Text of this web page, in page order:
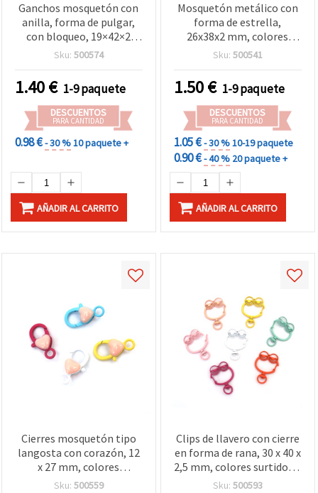
Ganchos mosquetón con
anilla, forma de pulgar,
con bloqueo, 19×42×2
mm, agujero interior
surtidos – 5 uds
Sku: 500574
1.40€ 1-9 paquete
DESCUENTOS
PARA CANTIDAD
0.98 €- 30 %10 paquete +
AÑADIR AL CARRITO
Mosquetón metálico con
forma de estrella,
26x38x2 mm, colores
surtidos - 4 piezas
Sku: 500541
1.50€ 1-9 paquete
DESCUENTOS
PARA CANTIDAD
1.05 €- 30 %10-19 paquete
0.90 €- 40 % 20 paquete +
AÑADIR AL CARRITO
Cierres mosquetón tipo
langosta con corazón, 12
x 27 mm, colores
mezclados - 4 piezas
Sku: 500559
Clips de llavero con cierre
en forma de rana, 30 x 40 x
2,5 mm, colores surtidos –
2 piezas
Sku: 500593